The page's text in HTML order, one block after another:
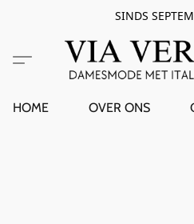
SINDS
HOME OVER ONS